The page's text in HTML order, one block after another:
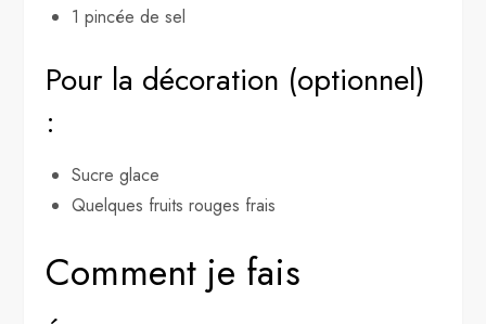
1 pincée de sel
Pour la décoration (optionnel)
:
Sucre glace
Quelques fruits rouges frais
Comment je fais